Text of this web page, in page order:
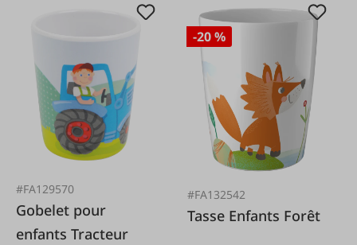
#FA129570
Gobelet pour
enfants Tracteur
-20 %
#FA132542
Tasse Enfants Forêt